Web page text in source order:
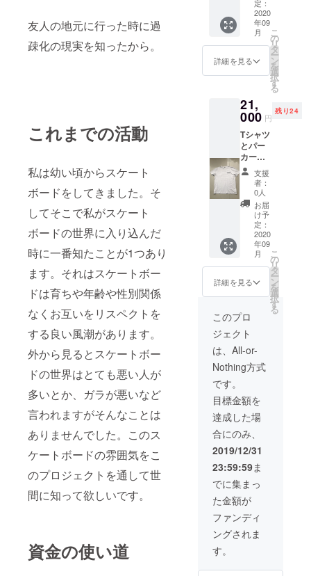
友人の地元に行った時に過
疎化の現実を知ったから。
これまでの活動
私は幼い頃からスケート
ボードをしてきました。そ
してそこで私がスケート
ボードの世界に入り込んだ
時に一番知たことが1つあり
ます。それはスケートボー
ドは育ちや年齢や性別関係
なくお互いをリスペクトを
する良い風潮があります。
外から見るとスケートボー
ドの世界はとても悪い人が
多いとか、ガラが悪いなど
言われますがそんなことは
ありませんでした。このス
ケートボードの雰囲気をこ
のプロジェクトを通して世
間に知って欲しいです。
資金の使い道
肩幅
50.5
いたき
ます。
パー
カー M
着丈68
袖丈61
幅46 L
着丈70
袖丈63
バスト
106 肩
幅48 XL
着丈74
袖丈65
バスト
114 肩
幅50
定：
2020
年09
月
詳細を見る
こ
の
リ
タ
ー
ン
を
選
択
す
る
21,
000 円
残り24
Tシャツ
とパー
カーを
差し上
げま
す。 サ
イズ
チャー
ト※全て
cmの表
示で
す。
「Tシャ
ツ」 XL
着丈 70
バスト
110 肩
幅43.5
2L 着丈
72 袖丈
22 バス
3L 着丈
74 袖丈
23 バス
ト124
肩幅
50.5
パー
カー M
着丈68
袖丈61
バスト
100 肩
幅46 L
バスト
支援
者：
0人
お届
け予
定：
2020
年09
月
詳細を見る
こ
の
リ
タ
ー
ン
を
選
択
す
る
このプロ
ジェクト
は、All-or-
Nothing方式
です。
目標金額を
達成した場
合にのみ、
2019/12/31
23:59:59ま
でに集まっ
た金額が
ファンディ
ングされま
す。